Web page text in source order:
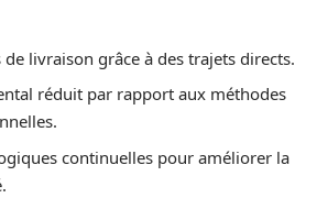
de livraison grâce à des trajets directs.
réduit par rapport aux méthodes
continuelles pour améliorer la